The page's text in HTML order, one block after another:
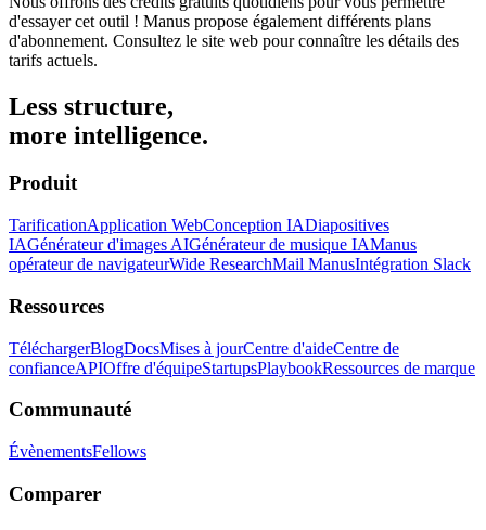
d'essayer cet outil ! Manus propose également différents plans
d'abonnement. Consultez le site web pour connaître les détails des
tarifs actuels.
Less structure,
more intelligence.
Produit
TarificationApplication WebConception IADiapositives
IAGénérateur d'images AIGénérateur de musique IAManus
opérateur de navigateurWide ResearchMail ManusIntégration Slack
Ressources
TéléchargerBlogDocsMises à jourCentre d'aideCentre de
confianceAPIOffre d'équipeStartupsPlaybookRessources de marque
Communauté
ÉvènementsFellows
Comparer